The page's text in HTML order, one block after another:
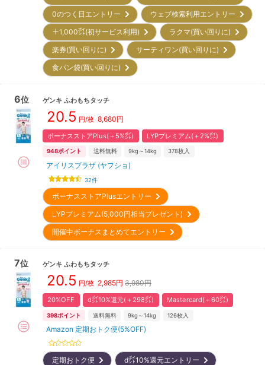
0のつく日エントリー
ウェブ検索利用エントリー
＋1,000㌽(初サービス利用)
ラクマ(買い回りに)
楽券(買い回りに)
サーティワン(買い回りに)
食パン袋(買い回りに)
6位 ゲンキ ふわもちタッチ
20.5 円/枚 8,680円
ボーナスストアPlus(＋5%㌽) LYPプレミアム(＋2%㌽)
948ポイント 送料無料 9kg～14kg 378枚入
アイリスプラザ (ヤフショ)
32件
ボーナスストアPlusエントリー
LYPプレミアム(5,000円相当プレゼント)
開催中ボーナスまとめてエントリー
7位 ゲンキ ふわもちタッチ
20.5 円/枚 2,985円 3,980円
20%OFF d㌽10%還元(＋298㌽) Mastercard(＋60㌽)
398ポイント 送料無料 9kg～14kg 126枚入
Amazon 定期おトク便(5%OFF)
定期おトク便 d㌽10%還元エントリー